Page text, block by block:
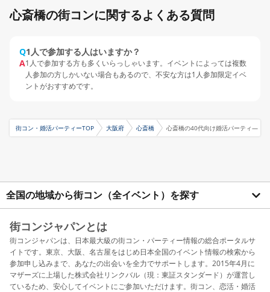
心斎橋の街コンに関するよくある質問
Q1人で参加する人はいますか？
A1人で参加する方も多くいらっしゃいます。イベントによっては複数
人参加の方しかいない場合もあるので、不安な方は1人参加限定イベ
ントがおすすめです。
街コン・婚活パーティーTOP 大阪府 心斎橋 心斎橋の40代向け婚活パーティ―
全国の地域から街コン（全イベント）を探す
街コンジャパンとは
街コンジャパンは、日本最大級の街コン・パーティー情報の総合ポータルサ
イトです。東京、大阪、名古屋をはじめ日本全国のイベント情報の検索から
参加申し込みまで、あなたの出会いを全力でサポートします。2015年4月に
マザーズに上場した株式会社リンクバル（現：東証スタンダード）が運営し
ているため、安心してイベントにご参加いただけます。街コン、恋活・婚活